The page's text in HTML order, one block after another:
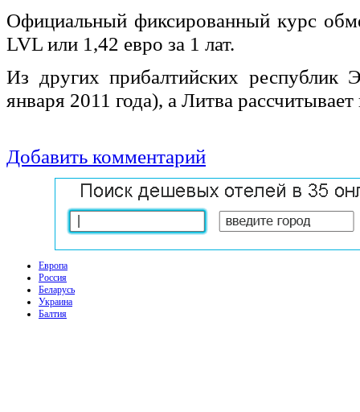
Официальный фиксированный курс
LVL или 1,42 евро за 1 лат.
Из других прибалтийских
января 2011 года), а Литва
Добавить комментарий
Европа
Россия
Беларусь
Украина
Балтия